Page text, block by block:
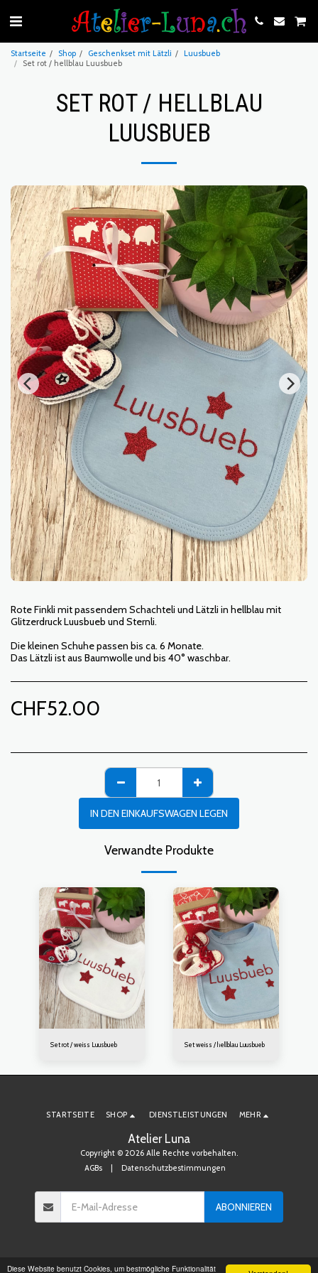
Diese Website benutzt Cookies, um bestmögliche Funktionalität
Startseite Shop Geschenkset mit Lätzli
Luusbueb
Set rot / hellblau Luusbueb
SET ROT / HELLBLAU
LUUSBUEB
Rote Finkli mit passendem Schachteli und Lätzli in hellblau mit
Glitzerdruck Luusbueb und Sternli.
Die kleinen Schuhe passen bis ca. 6 Monate.
Das Lätzli ist aus Baumwolle und bis 40° waschbar.
CHF52.00
IN DEN EINKAUFSWAGEN LEGEN
Verwandte Produkte
Set rot / weiss Luusbueb Set weiss / hellblau Luusbueb
Atelier Luna
Copyright © 2026 Alle Rechte vorbehalten.
AGBs| Datenschutzbestimmungen
STARTSEITE SHOP DIENSTLEISTUNGEN MEHR
ABONNIEREN